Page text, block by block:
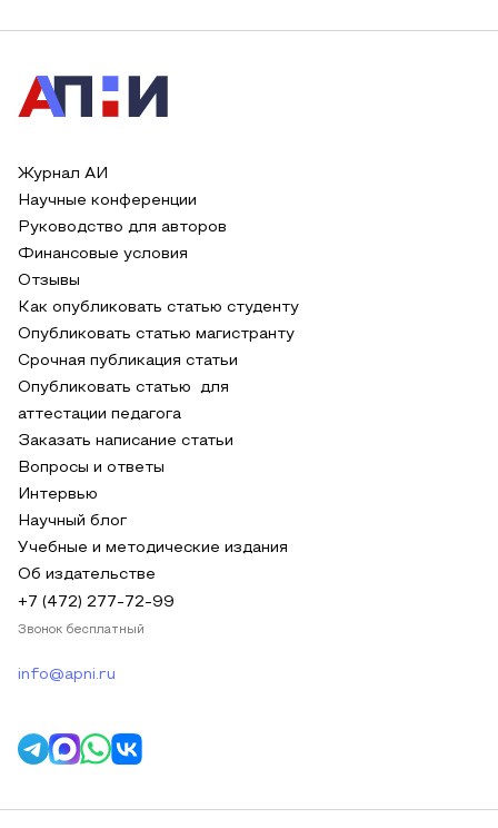
Журнал АИ
Научные конференции
Руководство для авторов
Финансовые условия
Отзывы
Как опубликовать статью студенту
Опубликовать статью магистранту
Срочная публикация статьи
Опубликовать статью для
аттестации педагога
Заказать написание статьи
Вопросы и ответы
Интервью
Научный блог
Учебные и методические издания
Об издательстве
+7 (472) 277-72-99
Звонок бесплатный
info@apni.ru